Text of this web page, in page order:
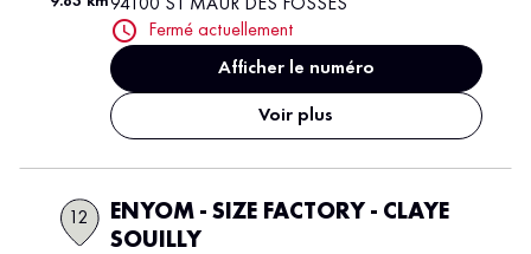
94100 ST MAUR DES FOSSES
Fermé actuellement
Afficher le numéro
Voir plus
12
ENYOM - SIZE FACTORY - CLAYE
SOUILLY